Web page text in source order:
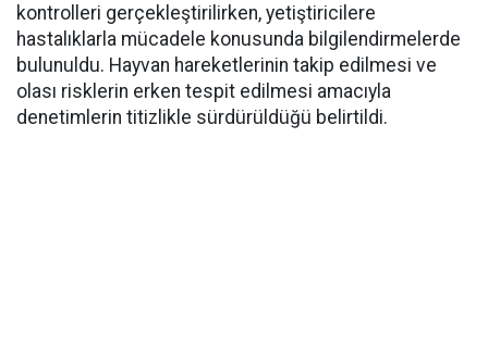
kontrolleri gerçekleştirilirken, yetiştiricilere
hastalıklarla mücadele konusunda bilgilendirmelerde
bulunuldu. Hayvan hareketlerinin takip edilmesi ve
olası risklerin erken tespit edilmesi amacıyla
denetimlerin titizlikle sürdürüldüğü belirtildi.